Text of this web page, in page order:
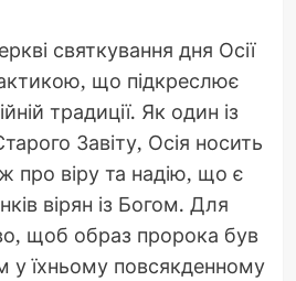
святкування дня Осії
що підкреслює
традиції. Як один із
Завіту, Осія носить
про віру та надію, що є
вірян із Богом. Для
щоб образ пророка був
у їхньому повсякденному